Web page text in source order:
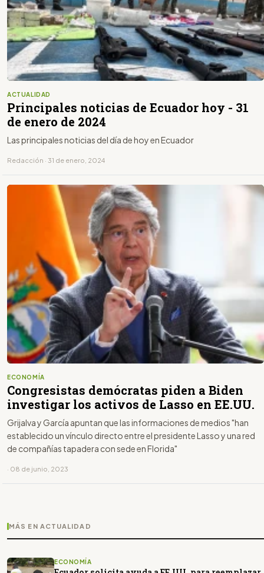
ACTUALIDAD
Principales noticias de Ecuador hoy - 31
de enero de 2024
Las principales noticias del día de hoy en Ecuador
Redacción · 31 de enero, 2024
ECONOMÍA
Congresistas demócratas piden a Biden
investigar los activos de Lasso en EE.UU.
Grijalva y García apuntan que las informaciones de medios "han
establecido un vínculo directo entre el presidente Lasso y una red
de compañías tapadera con sede en Florida"
· 08 de junio, 2023
MÁS EN ACTUALIDAD
ECONOMÍA